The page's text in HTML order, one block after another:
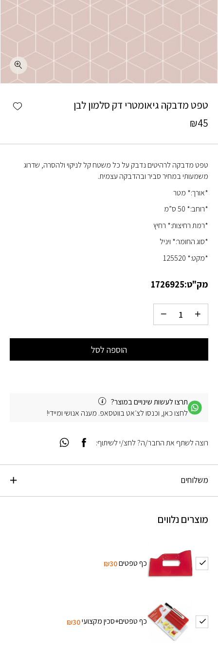
טפט מדבקה גיאומטרי דק סלמון לבן
₪45
טפט מדבקה לרהיטים נדבק על כל משטח קל לניקוי ולהסרה, שדרוג
משמעותי במחיר סביר ובהדבקה עצמית.
*אורך:* מטר
*רוחב:* 50 ס”מ
*רמת רחיצות:* רחיץ
*סוג החומר:* ויניל
*מקט:* 125520
מק"ט:1726925
הוספה לסל
תרצו לעשות שינויים במוצר?
לחצו כאן, וכנסו לצ׳אט בווטסאפ. מענה אנושי ומיידי!
משלוחים
מוצרים נלווים
כף טפטים₪30
כף טפטים+סכין מקצועי₪30
רוצה לשתף את החבר/ה? לחצ/י לשיתוף: